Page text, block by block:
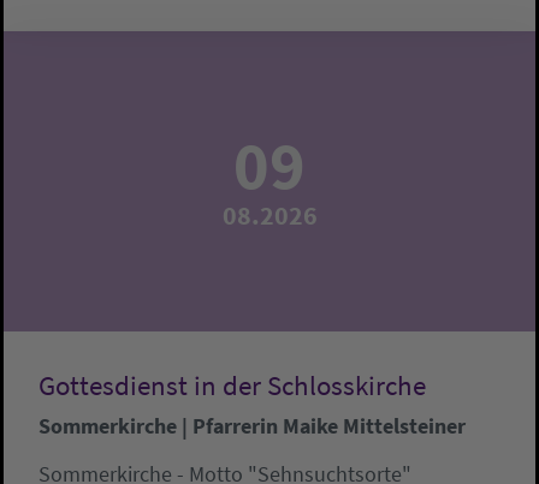
09
08.2026
Gottesdienst in der Schlosskirche
Sommerkirche | Pfarrerin Maike Mittelsteiner
Sommerkirche - Motto "Sehnsuchtsorte"